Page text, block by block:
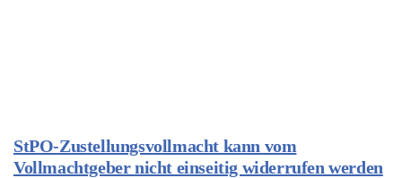
StPO-Zustellungsvollmacht kann vom
Vollmachtgeber nicht einseitig widerrufen werden